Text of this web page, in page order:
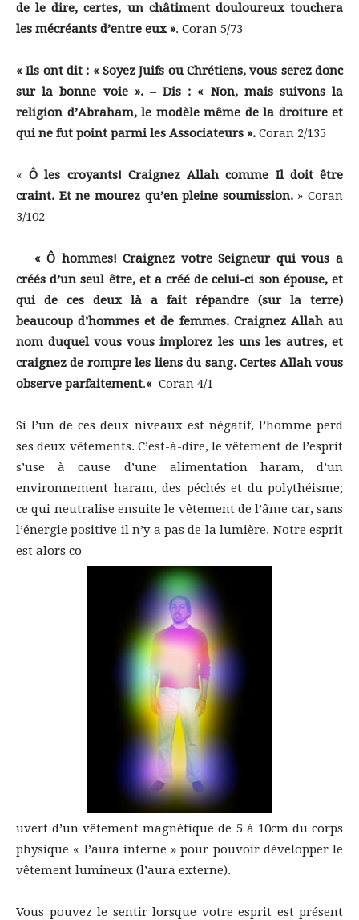
de le dire, certes, un châtiment douloureux touchera
les mécréants d’entre eux ». Coran 5/73
« Ils ont dit : « Soyez Juifs ou Chrétiens, vous serez donc
sur la bonne voie ». – Dis : « Non, mais suivons la
religion d’Abraham, le modèle même de la droiture et
qui ne fut point parmi les Associateurs ». Coran 2/135
«Ô les croyants! Craignez Allah comme Il doit être
craint. Et ne mourez qu’en pleine soumission.» Coran
3/102
« Ô hommes! Craignez votre Seigneur qui vous a
créés d’un seul être, et a créé de celui-ci son épouse, et
qui de ces deux là a fait répandre (sur la terre)
beaucoup d’hommes et de femmes. Craignez Allah au
nom duquel vous vous implorez les uns les autres, et
craignez de rompre les liens du sang. Certes Allah vous
observe parfaitement.« Coran 4/1
Si l’un de ces deux niveaux est négatif, l’homme perd
ses deux vêtements. C’est-à-dire, le vêtement de l’esprit
s’use à cause d’une alimentation haram, d’un
environnement haram, des péchés et du polythéisme;
ce qui neutralise ensuite le vêtement de l’âme car, sans
l’énergie positive il n’y a pas de la lumière. Notre esprit
est alors co
uvert d’un vêtement magnétique de 5 à 10cm du corps
physique « l’aura interne » pour pouvoir développer le
vêtement lumineux (l’aura externe).
Vous pouvez le sentir lorsque votre esprit est présent